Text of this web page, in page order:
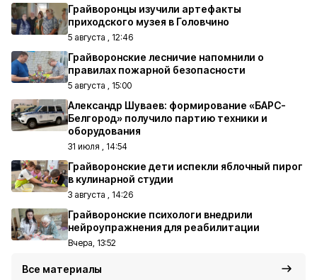
Грайворонцы изучили артефакты
приходского музея в Головчино
5 августа , 12:46
Грайворонские лесничие напомнили о
правилах пожарной безопасности
5 августа , 15:00
Александр Шуваев: формирование «БАРС-
Белгород» получило партию техники и
оборудования
31 июля , 14:54
Грайворонские дети испекли яблочный пирог
в кулинарной студии
3 августа , 14:26
Грайворонские психологи внедрили
нейроупражнения для реабилитации
Вчера, 13:52
Все материалы